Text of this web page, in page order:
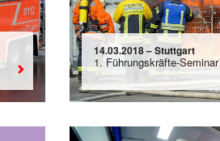
14.03.2018 – Stuttgart
1. Führungskräfte-Seminar